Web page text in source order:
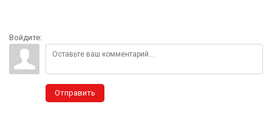
Войдите:
Отправить